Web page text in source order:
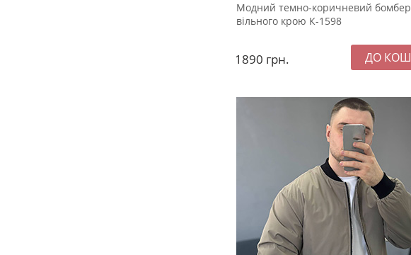
Модний темно-коричневий бомбер
вільного крою К-1598
1890 грн.